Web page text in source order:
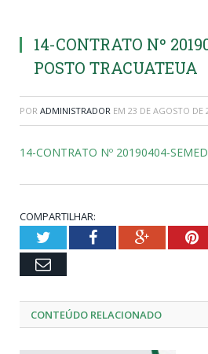
14-CONTRATO Nº
POSTO TRACUATEUA
POR ADMINISTRADOR EM 23 DE AGOSTO DE
14-CONTRATO Nº 20190404-
COMPARTILHAR:
TwitterFacebookGoogle+
Email
CONTEÚDO RELACIONADO